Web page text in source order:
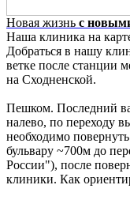
Новая жизнь с
Наша клиника на
Добраться в нашу
ветке после станции
на Сходненской.
Пешком. Последний
налево, по переходу
необходимо
бульвару ~700м до
России"), после
клиники. Как